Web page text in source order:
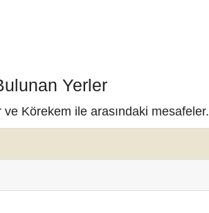
Yerler
Körekem ile arasındaki mesafeler.